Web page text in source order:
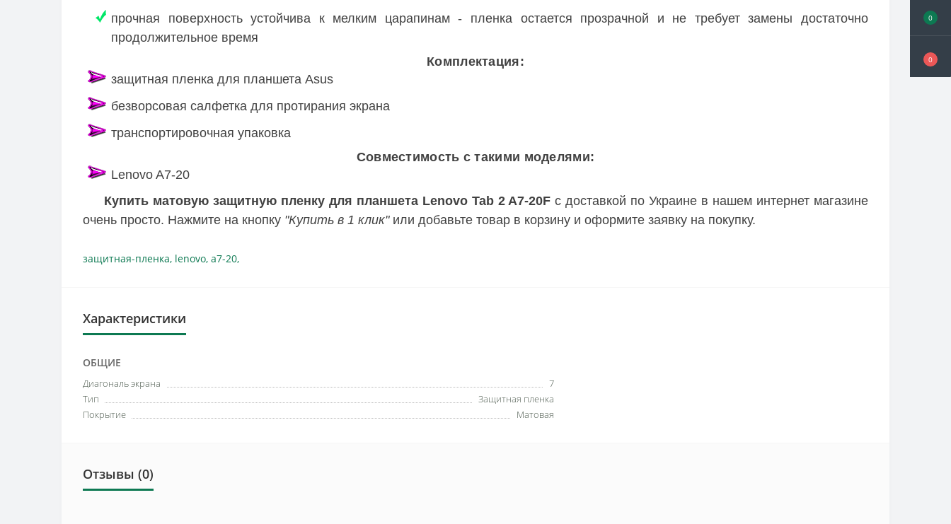
0
0
прочная поверхность устойчива к мелким царапинам - пленка остается прозрачной и не требует замены достаточно
продолжительное время
Комплектация:
защитная пленка для планшета Asus
безворсовая салфетка для протирания экрана
транспортировочная упаковка
Совместимость с такими моделями:
Lenovo A7-20
Купить матовую защитную пленку для планшета Lenovo Tab 2 A7-20F с доставкой по Украине в нашем интернет магазине
очень просто. Нажмите на кнопку "Купить в 1 клик"или добавьте товар в корзину и оформите заявку на покупку.
защитная-пленка, lenovo, a7-20,
Характеристики
ОБЩИЕ
Диагональ экрана
7
Тип
Защитная пленка
Покрытие
Матовая
Отзывы (0)